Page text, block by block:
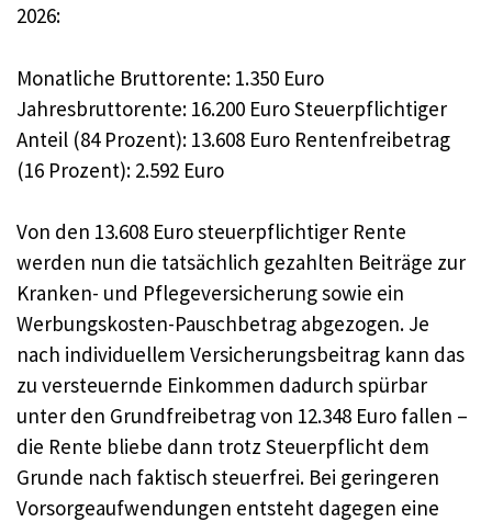
2026:
Monatliche Bruttorente: 1.350 Euro
Jahresbruttorente: 16.200 Euro Steuerpflichtiger
Anteil (84 Prozent): 13.608 Euro Rentenfreibetrag
(16 Prozent): 2.592 Euro
Von den 13.608 Euro steuerpflichtiger Rente
werden nun die tatsächlich gezahlten Beiträge zur
Kranken- und Pflegeversicherung sowie ein
Werbungskosten-Pauschbetrag abgezogen. Je
nach individuellem Versicherungsbeitrag kann das
zu versteuernde Einkommen dadurch spürbar
unter den Grundfreibetrag von 12.348 Euro fallen –
die Rente bliebe dann trotz Steuerpflicht dem
Grunde nach faktisch steuerfrei. Bei geringeren
Vorsorgeaufwendungen entsteht dagegen eine